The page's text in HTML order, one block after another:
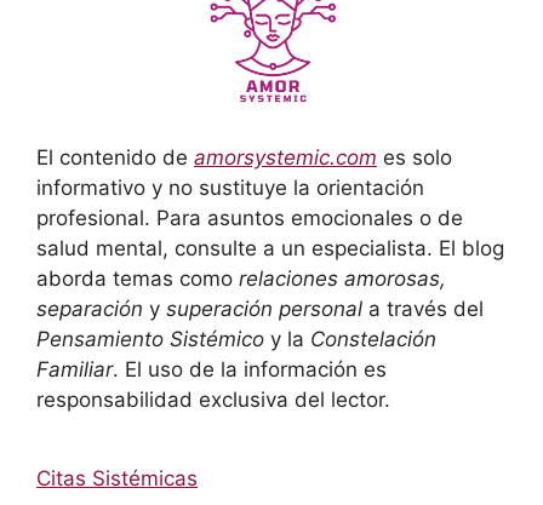
El contenido de amorsystemic.com es solo
informativo y no sustituye la orientación
profesional. Para asuntos emocionales o de
salud mental, consulte a un especialista. El blog
aborda temas como relaciones amorosas,
separación y superación personal a través del
Pensamiento Sistémico y la Constelación
Familiar. El uso de la información es
responsabilidad exclusiva del lector.
Citas Sistémicas